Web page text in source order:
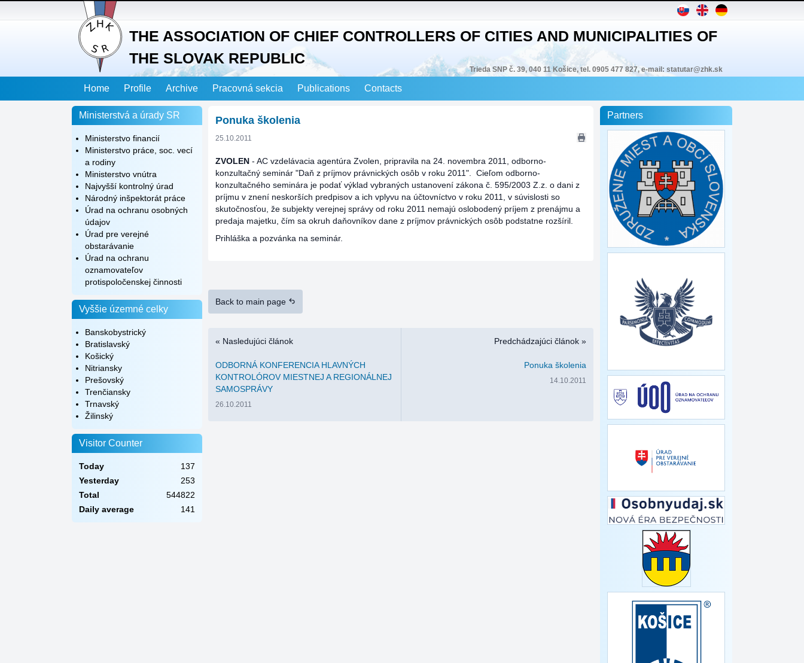
THE ASSOCIATION OF CHIEF CONTROLLERS OF CITIES AND MUNICIPALITIES OF
THE SLOVAK REPUBLIC
Trieda SNP č. 39, 040 11 Košice, tel. 0905 477 827, e-mail: statutar@zhk.sk
Home Profile Archive Pracovná sekcia Publications Contacts
Ministerstvá a úrady SR
Ministerstvo financií
Ministerstvo práce, soc. vecí
a rodiny
Ministerstvo vnútra
Najvyšší kontrolný úrad
Národný inšpektorát práce
Úrad na ochranu osobných
údajov
Úrad pre verejné
obstarávanie
Úrad na ochranu
oznamovateľov
protispoločenskej činnosti
Vyššie územné celky
Banskobystrický
Bratislavský
Košický
Nitriansky
Prešovský
Trenčiansky
Trnavský
Žilinský
Visitor Counter
Today
137
Yesterday
253
Total
544822
Daily average
141
Ponuka školenia
25.10.2011
ZVOLEN -AC vzdelávacia agentúra Zvolen, pripravila na 24. novembra 2011, odborno-
konzultačný seminár "Daň z príjmov právnických osôb v roku 2011". Cieľom odborno-
konzultačného seminára je podať výklad vybraných ustanovení zákona č. 595/2003 Z.z. o dani z
príjmu v znení neskorších predpisov a ich vplyvu na účtovníctvo v roku 2011, v súvislosti so
skutočnosťou, že subjekty verejnej správy od roku 2011 nemajú oslobodený príjem z prenájmu a
predaja majetku, čím sa okruh daňovníkov dane z príjmov právnických osôb podstatne rozšíril.
Prihláška a pozvánka na seminár.
Back to main page
« Nasledujúci článok
ODBORNÁ KONFERENCIA HLAVNÝCH
KONTROLÓROV MIESTNEJ A REGIONÁLNEJ
SAMOSPRÁVY
26.10.2011
Predchádzajúci článok »
Ponuka školenia
14.10.2011
Partners